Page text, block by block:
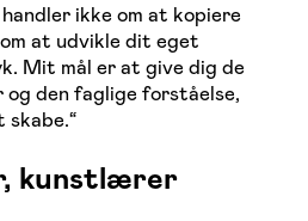
ikke om at kopiere
at udvikle dit eget
Mit mål er at give dig de
den faglige forståelse,
skabe.“
kunstlærer